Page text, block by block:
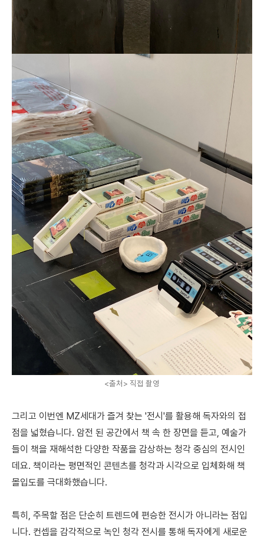
<출처> 직접 촬영
그리고 이번엔 MZ세대가 즐겨 찾는 '전시'를 활용해 독자와의 접
점을 넓혔습니다. 암전 된 공간에서 책 속 한 장면을 듣고, 예술가
들이 책을 재해석한 다양한 작품을 감상하는 청각 중심의 전시인
데요. 책이라는 평면적인 콘텐츠를 청각과 시각으로 입체화해 책
몰입도를 극대화했습니다.
특히, 주목할 점은 단순히 트렌드에 편승한 전시가 아니라는 점입
니다. 컨셉을 감각적으로 녹인 청각 전시를 통해 독자에게 새로운